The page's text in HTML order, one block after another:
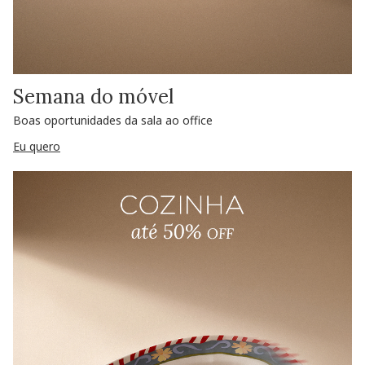
Semana do móvel
Boas oportunidades da sala ao office
Eu quero